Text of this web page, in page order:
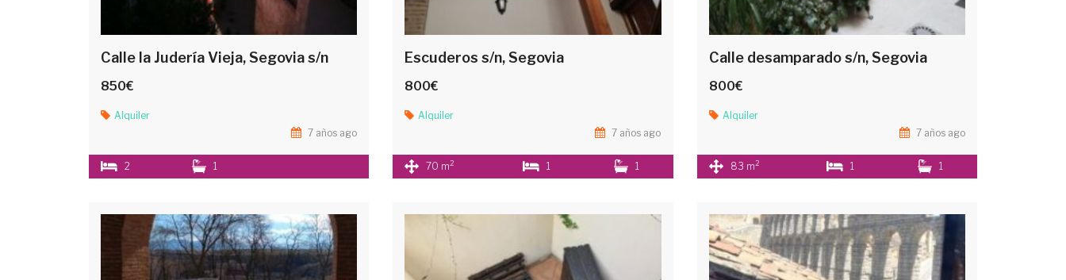
Calle la Judería Vieja, Segovia s/n
850€
Alquiler
7 años ago
2 1
Escuderos s/n, Segovia
800€
Alquiler
7 años ago
70 m2 1 1
Calle desamparado s/n, Segovia
800€
Alquiler
7 años ago
83 m2 1 1